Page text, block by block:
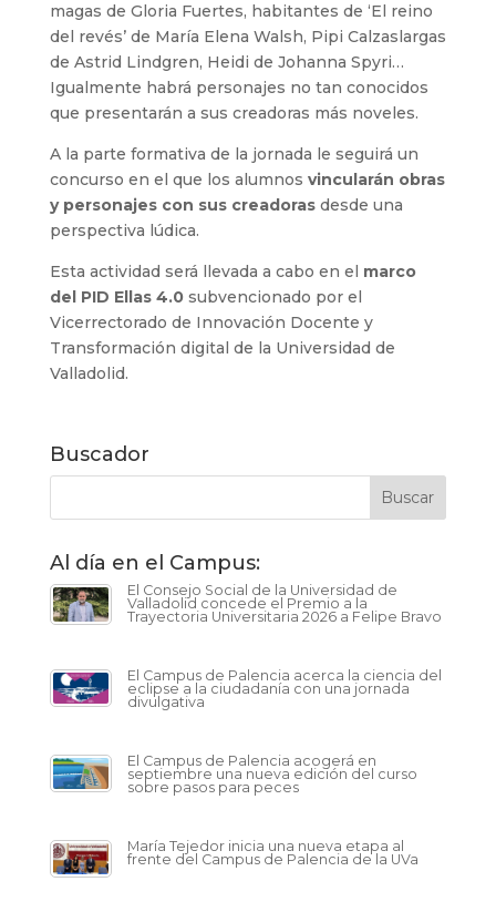
magas de Gloria Fuertes, habitantes de ‘El reino
del revés’ de María Elena Walsh, Pipi Calzaslargas
de Astrid Lindgren, Heidi de Johanna Spyri…
Igualmente habrá personajes no tan conocidos
que presentarán a sus creadoras más noveles.
A la parte formativa de la jornada le seguirá un
concurso en el que los alumnos vincularán obras
y personajes con sus creadorasdesde una
perspectiva lúdica.
Esta actividad será llevada a cabo en el marco
del PID Ellas 4.0subvencionado por el
Vicerrectorado de Innovación Docente y
Transformación digital de la Universidad de
Valladolid.
Buscador
Al día en el Campus:
El Consejo Social de la Universidad de
Valladolid concede el Premio a la
Trayectoria Universitaria 2026 a Felipe Bravo
El Campus de Palencia acerca la ciencia del
eclipse a la ciudadanía con una jornada
divulgativa
El Campus de Palencia acogerá en
septiembre una nueva edición del curso
sobre pasos para peces
María Tejedor inicia una nueva etapa al
frente del Campus de Palencia de la UVa